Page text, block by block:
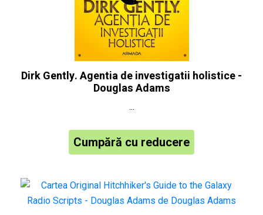
Dirk Gently. Agentia de investigatii holistice -
Douglas Adams
...
Cumpără cu reducere